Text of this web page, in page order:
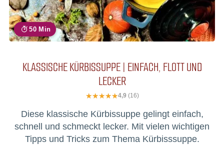
50 Min
KLASSISCHE KÜRBISSUPPE | EINFACH, FLOTT UND
LECKER
4,9 (16)
Diese klassische Kürbissuppe gelingt einfach,
schnell und schmeckt lecker. Mit vielen wichtigen
Tipps und Tricks zum Thema Kürbisssuppe.